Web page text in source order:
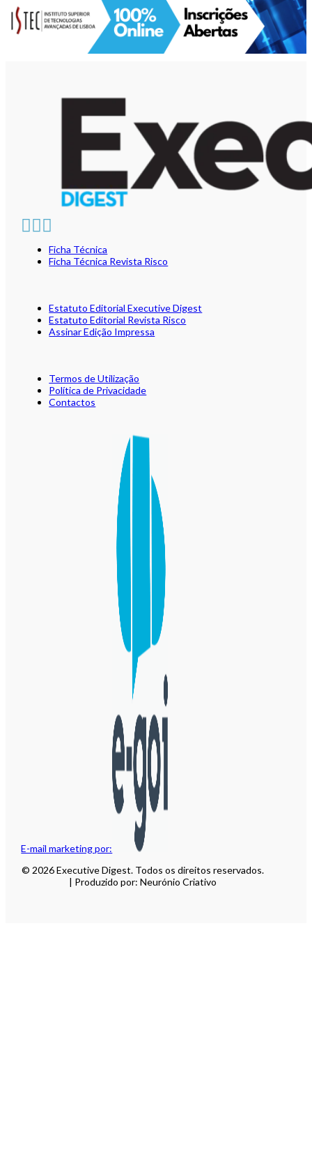
E-mail marketing por:
Ficha Técnica
Ficha Técnica Revista Risco
Estatuto Editorial Executive Digest
Estatuto Editorial Revista Risco
Assinar Edição Impressa
Termos de Utilização
Política de Privacidade
Contactos
© 2026 Executive Digest. Todos os direitos reservados.
| Produzido por: Neurónio Criativo